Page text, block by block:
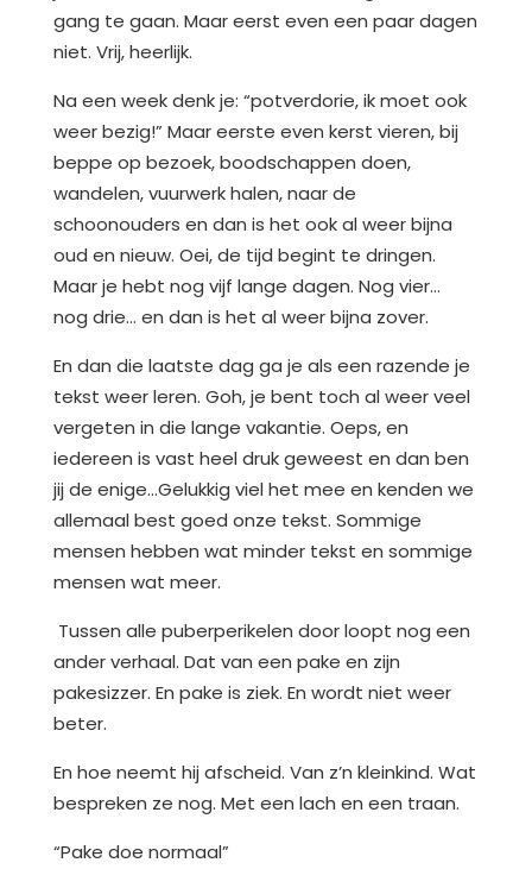
gang te gaan. Maar eerst even een paar dagen
niet. Vrij, heerlijk.
Na een week denk je: “potverdorie, ik moet ook
weer bezig!” Maar eerste even kerst vieren, bij
beppe op bezoek, boodschappen doen,
wandelen, vuurwerk halen, naar de
schoonouders en dan is het ook al weer bijna
oud en nieuw. Oei, de tijd begint te dringen.
Maar je hebt nog vijf lange dagen. Nog vier…
nog drie… en dan is het al weer bijna zover.
En dan die laatste dag ga je als een razende je
tekst weer leren. Goh, je bent toch al weer veel
vergeten in die lange vakantie. Oeps, en
iedereen is vast heel druk geweest en dan ben
jij de enige…Gelukkig viel het mee en kenden we
allemaal best goed onze tekst. Sommige
mensen hebben wat minder tekst en sommige
mensen wat meer.
Tussen alle puberperikelen door loopt nog een
ander verhaal. Dat van een pake en zijn
pakesizzer. En pake is ziek. En wordt niet weer
beter.
En hoe neemt hij afscheid. Van z’n kleinkind. Wat
bespreken ze nog. Met een lach en een traan.
“Pake doe normaal”